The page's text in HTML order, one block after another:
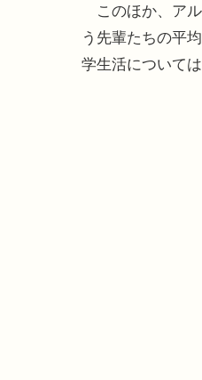
このほか、アル
う先輩たちの平
学生活について